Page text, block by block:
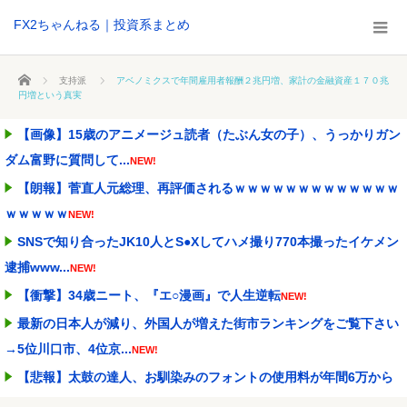
FX2ちゃんねる｜投資系まとめ
ホーム 支持派
アベノミクスで年間雇用者報酬２兆円増、家計の金融資産１７０兆
円増という真実
【画像】15歳のアニメージュ読者（たぶん女の子）、うっかりガン
ダム富野に質問して...NEW!
【朗報】菅直人元総理、再評価されるｗｗｗｗｗｗｗｗｗｗｗｗｗ
ｗｗｗｗｗNEW!
SNSで知り合ったJK10人とS●Xしてハメ撮り770本撮ったイケメン
逮捕www...NEW!
【衝撃】34歳ニート、『エ○漫画』で人生逆転NEW!
最新の日本人が減り、外国人が増えた街市ランキングをご覧下さい
→5位川口市、4位京...NEW!
【悲報】太鼓の達人、お馴染みのフォントの使用料が年間6万から